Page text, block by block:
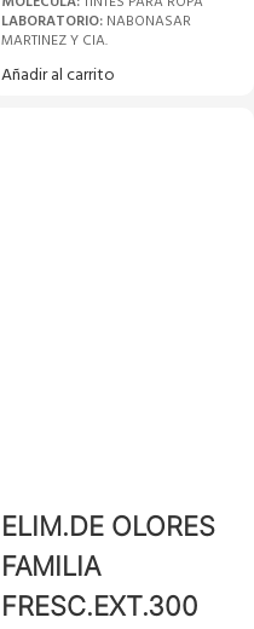
LABORATORIO: NABONASAR
MARTINEZ Y CIA.
Añadir al carrito
ELIM.DE OLORES
FAMILIA
FRESC.EXT.300